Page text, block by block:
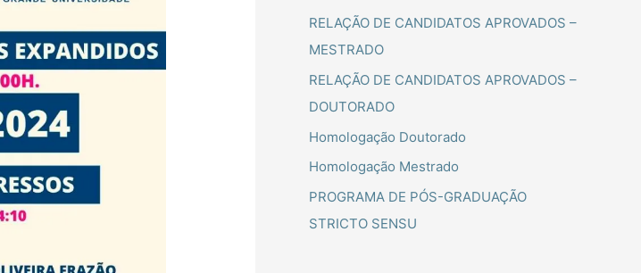
u
i
o
r
:
RELAÇÃO DE CANDIDATOS APROVADOS –
MESTRADO
RELAÇÃO DE CANDIDATOS APROVADOS –
DOUTORADO
Homologação Doutorado
Homologação Mestrado
PROGRAMA DE PÓS-GRADUAÇÃO
STRICTO SENSU